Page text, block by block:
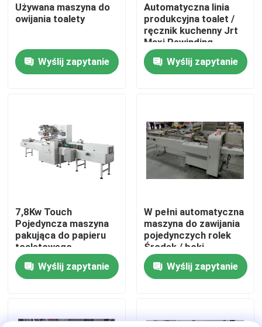
Produkty
O nas
Kontrola jakości
Skontaktuj się z nami
Nowości
Poproś o wycenę
Linia do produkcji bibuły
Używana maszyna do
owijania toalety
Wyślij zapytanie
Automatyczna linia
produkcyjna toalet /
ręcznik kuchenny Jrt
Maxi Rewinding
Machinery
Wyślij zapytanie
7,8Kw Touch
Pojedyncza maszyna
pakująca do papieru
toaletowego
Wyślij zapytanie
W pełni automatyczna
maszyna do zawijania
pojedynczych rolek
Środek / boki
uszczelniające o dużej
pojemności
Wyślij zapytanie